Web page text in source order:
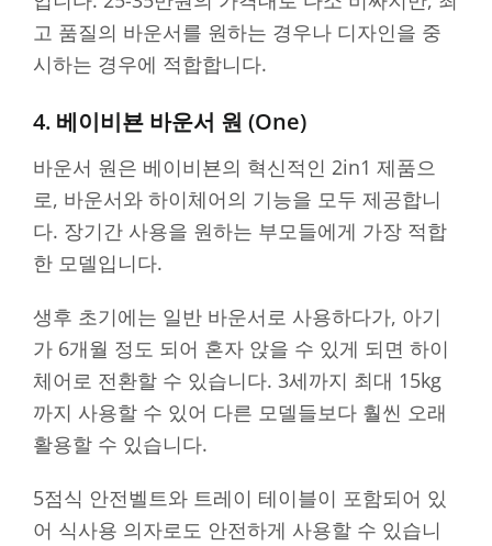
고 품질의 바운서를 원하는 경우나 디자인을 중
시하는 경우에 적합합니다.
4. 베이비뵨 바운서 원 (One)
바운서 원은 베이비뵨의 혁신적인 2in1 제품으
로, 바운서와 하이체어의 기능을 모두 제공합니
다. 장기간 사용을 원하는 부모들에게 가장 적합
한 모델입니다.
생후 초기에는 일반 바운서로 사용하다가, 아기
가 6개월 정도 되어 혼자 앉을 수 있게 되면 하이
체어로 전환할 수 있습니다. 3세까지 최대 15kg
까지 사용할 수 있어 다른 모델들보다 훨씬 오래
활용할 수 있습니다.
5점식 안전벨트와 트레이 테이블이 포함되어 있
어 식사용 의자로도 안전하게 사용할 수 있습니